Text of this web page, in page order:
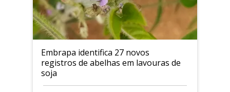
Embrapa identifica 27 novos
registros de abelhas em lavouras de
soja